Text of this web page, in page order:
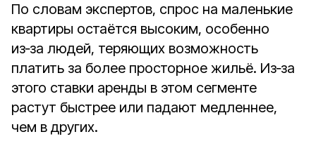
По словам экспертов, спрос на маленькие
квартиры остаётся высоким, особенно
из‑за людей, теряющих возможность
платить за более просторное жильё. Из‑за
этого ставки аренды в этом сегменте
растут быстрее или падают медленнее,
чем в других.